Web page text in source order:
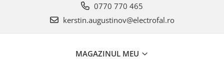
0770 770 465
kerstin.augustinov@electrofal.ro
MAGAZINUL MEU